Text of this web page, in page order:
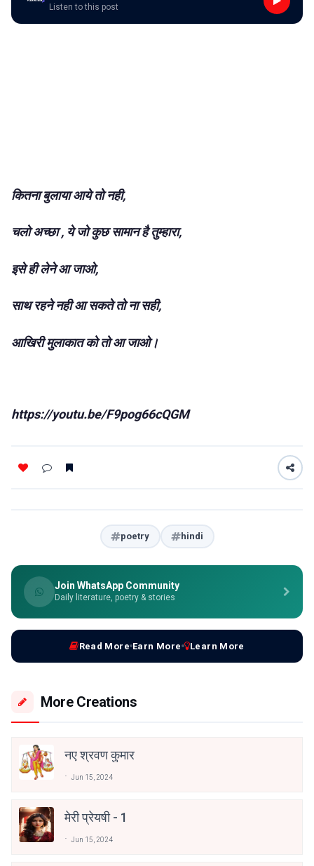
Listen to this post
कितना बुलाया आये तो नही,
चलो अच्छा , ये जो कुछ सामान है तुम्हारा,
इसे ही लेने आ जाओ,
साथ रहने नही आ सकते तो ना सही,
आखिरी मुलाकात को तो आ जाओ।
https://youtu.be/F9pog66cQGM
poetry hindi
Join WhatsApp Community
Daily literature, poetry & stories
Read More Earn More Learn More
More Creations
नए श्रवण कुमार
Jun 15, 2024
मेरी प्रेयषी - 1
Jun 15, 2024